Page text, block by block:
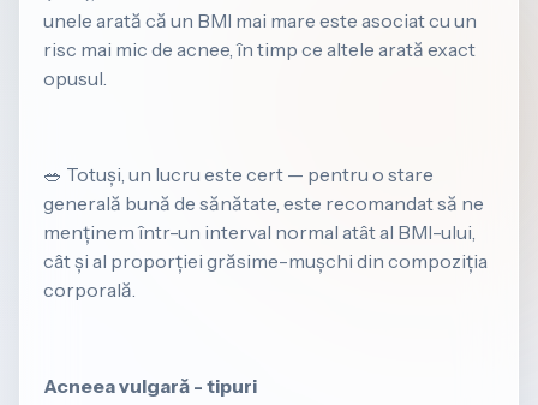
unele arată că un BMI mai mare este asociat cu un
risc mai mic de acnee, în timp ce altele arată exact
opusul.
🥗 Totuși, un lucru este cert — pentru o stare
generală bună de sănătate, este recomandat să ne
menținem într-un interval normal atât al BMI-ului,
cât și al proporției grăsime-mușchi din compoziția
corporală.
Acneea vulgară - tipuri